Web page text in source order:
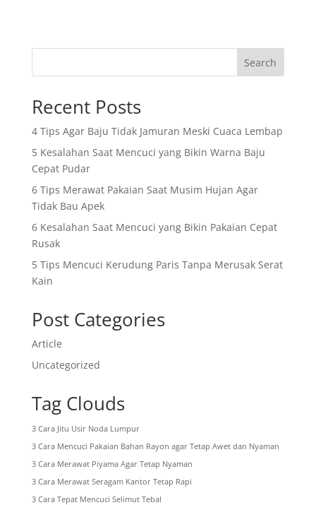
Search
Recent Posts
4 Tips Agar Baju Tidak Jamuran Meski Cuaca Lembap
5 Kesalahan Saat Mencuci yang Bikin Warna Baju
Cepat Pudar
6 Tips Merawat Pakaian Saat Musim Hujan Agar
Tidak Bau Apek
6 Kesalahan Saat Mencuci yang Bikin Pakaian Cepat
Rusak
5 Tips Mencuci Kerudung Paris Tanpa Merusak Serat
Kain
Post Categories
Article
Uncategorized
Tag Clouds
3 Cara Jitu Usir Noda Lumpur
3 Cara Mencuci Pakaian Bahan Rayon agar Tetap Awet dan Nyaman
3 Cara Merawat Piyama Agar Tetap Nyaman
3 Cara Merawat Seragam Kantor Tetap Rapi
3 Cara Tepat Mencuci Selimut Tebal